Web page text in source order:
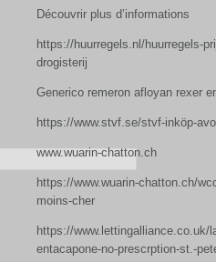
Découvrir plus d’informations
https://huurregels.nl/huurregels-
drogisterij
Generico remeron afloyan rexer
https://www.stvf.se/stvf-inköp-
www.wuarin-chatton.ch
https://www.wuarin-chatton.ch/
moins-cher
https://www.lettingalliance.co.uk/
entacapone-no-prescrption-st.-